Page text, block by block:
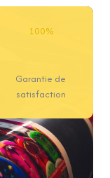
100%
Garantie de
satisfaction